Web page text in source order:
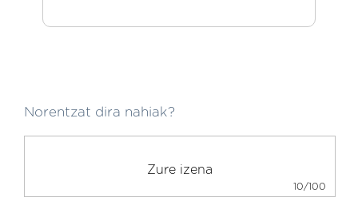
Norentzat dira nahiak?
10/100